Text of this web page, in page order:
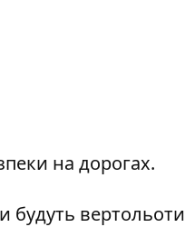
на дорогах.
будуть вертольоти